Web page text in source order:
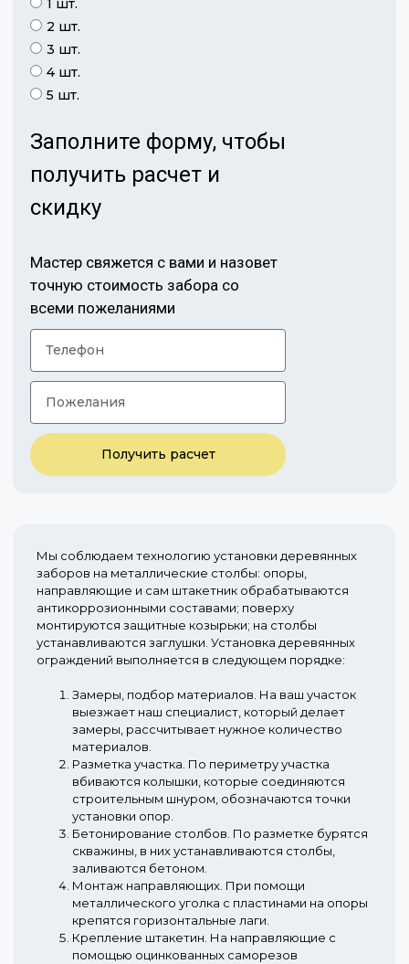
2 шт.
3 шт.
4 шт.
5 шт.
Заполните форму, чтобы
получить расчет и
скидку
Мастер свяжется с вами и назовет
точную стоимость забора со
всеми пожеланиями
Получить расчет
Мы соблюдаем технологию установки деревянных
заборов на металлические столбы: опоры,
направляющие и сам штакетник обрабатываются
антикоррозионными составами; поверху
монтируются защитные козырьки; на столбы
устанавливаются заглушки. Установка деревянных
ограждений выполняется в следующем порядке:
Замеры, подбор материалов. На ваш участок
выезжает наш специалист, который делает
замеры, рассчитывает нужное количество
материалов.
Разметка участка. По периметру участка
вбиваются колышки, которые соединяются
строительным шнуром, обозначаются точки
установки опор.
Бетонирование столбов. По разметке бурятся
скважины, в них устанавливаются столбы,
заливаются бетоном.
Монтаж направляющих. При помощи
металлического уголка с пластинами на опоры
крепятся горизонтальные лаги.
Крепление штакетин. На направляющие с
помощью оцинкованных саморезов